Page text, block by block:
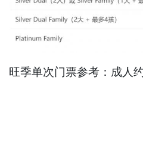
旺季单次门票参考：成人